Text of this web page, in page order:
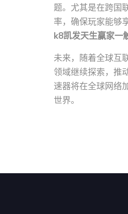
题。尤其是在跨国
率，确保玩家能够
k8凯发天生赢家一
未来，随着全球互
领域继续探索，推
速器将在全球网络
世界。